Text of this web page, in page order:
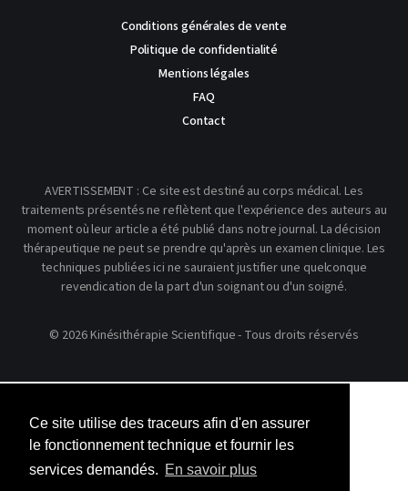
Ce site utilise des traceurs afin d'en assurer
le fonctionnement technique et fournir les
services demandés. En savoir plus
Conditions générales de vente
Politique de confidentialité
Mentions légales
FAQ
Contact
AVERTISSEMENT : Ce site est destiné au corps médical. Les
traitements présentés ne reflètent que l'expérience des auteurs au
moment où leur article a été publié dans notre journal. La décision
thérapeutique ne peut se prendre qu'après un examen clinique. Les
techniques publiées ici ne sauraient justifier une quelconque
revendication de la part d'un soignant ou d'un soigné.
© 2026 Kinésithérapie Scientifique - Tous droits réservés